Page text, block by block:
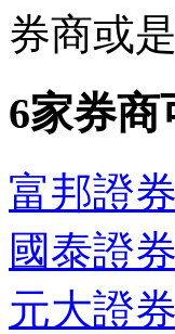
券商或
6家券
富邦證券
國泰證券
元大證券